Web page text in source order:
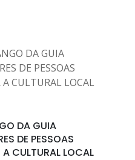
DA GUIA
DE PESSOAS
A CULTURAL LOCAL